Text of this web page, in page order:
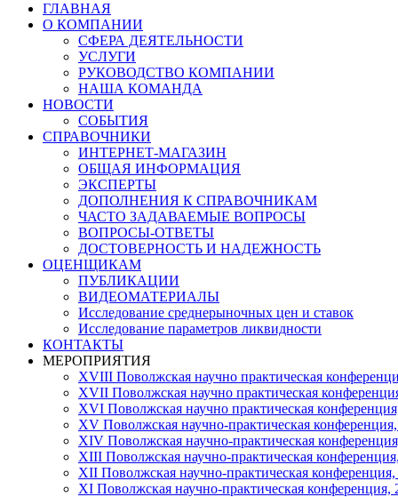
ГЛАВНАЯ
О КОМПАНИИ
СФЕРА ДЕЯТЕЛЬНОСТИ
УСЛУГИ
РУКОВОДСТВО КОМПАНИИ
НАША КОМАНДА
НОВОСТИ
СОБЫТИЯ
СПРАВОЧНИКИ
ИНТЕРНЕТ-МАГАЗИН
ОБЩАЯ ИНФОРМАЦИЯ
ЭКСПЕРТЫ
ДОПОЛНЕНИЯ К СПРАВОЧНИКАМ
ЧАСТО ЗАДАВАЕМЫЕ ВОПРОСЫ
ВОПРОСЫ-ОТВЕТЫ
ДОСТОВЕРНОСТЬ И НАДЕЖНОСТЬ
ОЦЕНЩИКАМ
ПУБЛИКАЦИИ
ВИДЕОМАТЕРИАЛЫ
Исследование среднерыночных цен и ставок
Исследование параметров ликвидности
КОНТАКТЫ
МЕРОПРИЯТИЯ
XVIII Поволжская научно практическая
XVII Поволжская научно практическая
XVI Поволжская научно практическая
ХV Поволжская научно-практическая
ХIV Поволжская научно-практическая
ХIII Поволжская научно-практическая
ХII Поволжская научно-практическая конференция,
XI Поволжская научно-практическая конференция,